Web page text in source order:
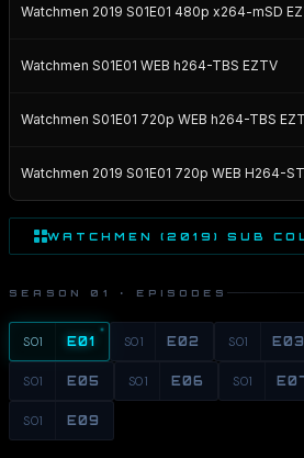
Watchmen 2019 S01E01 480p x264-mSD
Watchmen S01E01 WEB h264-TBS EZTV
Watchmen S01E01 720p WEB h264-TBS
Watchmen 2019 S01E01 720p WEB H264-
WATCHMEN (2019) SUB
SEASON 01 · EPISODES
S01 E01 S01 E02 S01 E03
S01 E05 S01 E06 S01
S01 E09